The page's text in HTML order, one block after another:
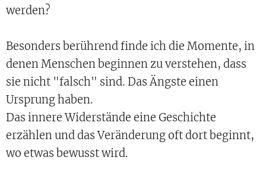
werden?
Besonders berührend finde ich die Momente, in
denen Menschen beginnen zu verstehen, dass
sie nicht "falsch" sind. Das Ängste einen
Ursprung haben.
Das innere Widerstände eine Geschichte
erzählen und das Veränderung oft dort beginnt,
wo etwas bewusst wird.